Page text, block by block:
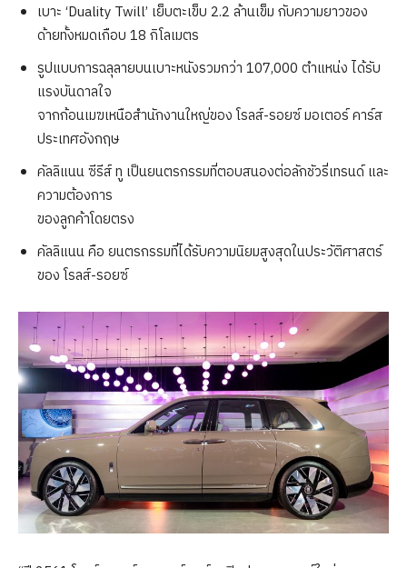
เบาะ ‘Duality Twill’ เย็บตะเข็บ 2.2 ล้านเข็ม กับความยาวของ
ด้ายทั้งหมดเกือบ 18 กิโลเมตร
รูปแบบการฉลุลายบนเบาะหนังรวมกว่า 107,000 ตำแหน่ง ได้รับ
แรงบันดาลใจ
จากก้อนเมฆเหนือสำนักงานใหญ่ของ โรลส์-รอยซ์ มอเตอร์ คาร์ส
ประเทศอังกฤษ
คัลลิแนน ซีรีส์ ทู เป็นยนตรกรรมที่ตอบสนองต่อลักชัวรี่เทรนด์ และ
ความต้องการ
ของลูกค้าโดยตรง
คัลลิแนน คือ ยนตรกรรมที่ได้รับความนิยมสูงสุดในประวัติศาสตร์
ของ โรลส์-รอยซ์